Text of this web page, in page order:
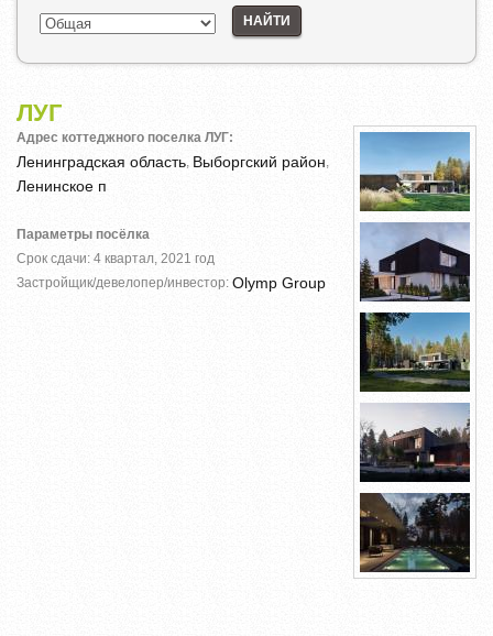
НАЙТИ
ЛУГ
Адрес коттеджного поселка ЛУГ:
Ленинградская область Выборгский район
Ленинское п
Параметры посёлка
Срок сдачи: 4 квартал, 2021 год
Застройщик/девелопер/инвестор: Olymp Group